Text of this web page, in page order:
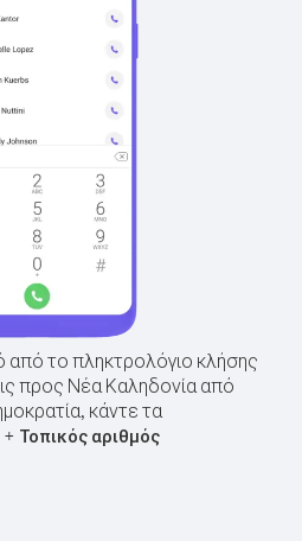
από το πληκτρολόγιο κλήσης
προς Νέα Καληδονία από
κάντε τα
+ Τοπικός αριθμός